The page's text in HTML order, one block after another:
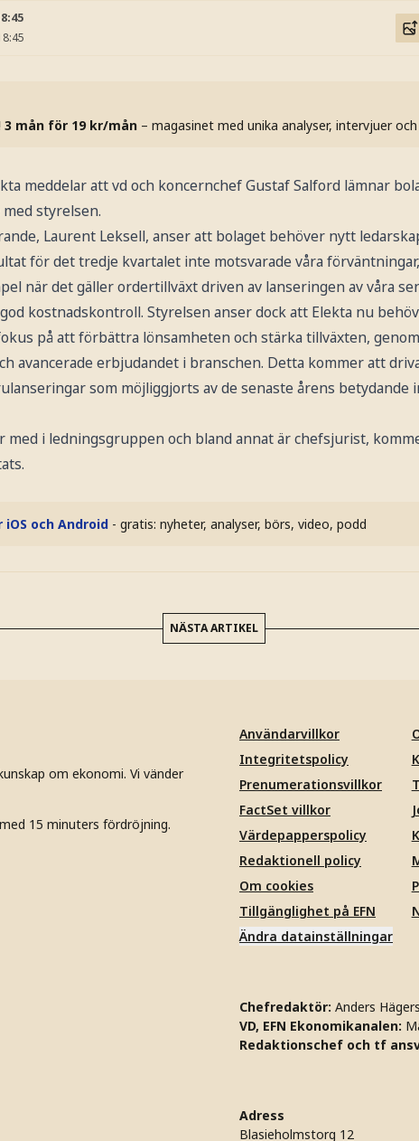
3 mån för 19 kr/mån – magasinet med unika analyser, intervjuer
meddelar att vd och koncernchef Gustaf Salford lämnar
styrelsen.
Laurent Leksell, anser att bolaget behöver nytt
för det tredje kvartalet inte motsvarade våra
när det gäller ordertillväxt driven av lanseringen av våra
kostnadskontroll. Styrelsen anser dock att Elekta nu
på att förbättra lönsamheten och stärka tillväxten,
avancerade erbjudandet i branschen. Detta kommer att
som möjliggjorts av de senaste årens betydande
med i ledningsgruppen och bland annat är chefsjurist,
iOS och Android - gratis: nyheter, analyser, börs, video, podd
NÄSTA ARTIKEL
om ekonomi. Vi vänder
15 minuters fördröjning.
Användarvillkor
Integritetspolicy
Prenumerationsvillkor
FactSet villkor
Värdepapperspolicy
Redaktionell policy
Om cookies
Tillgänglighet på EFN
Ändra datainställningar
Chefredaktör: Anders
VD, EFN Ekonomikanalen:
Redaktionschef och tf
Adress
Blasieholmstorg 12